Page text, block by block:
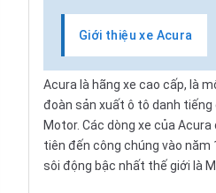
Giới thiệu xe Acura
Acura là hãng xe cao cấp, là
đoàn sản xuất ô tô danh tiếng
Motor. Các dòng xe của
tiên đến công chúng vào
sôi động bậc nhất thế giới là